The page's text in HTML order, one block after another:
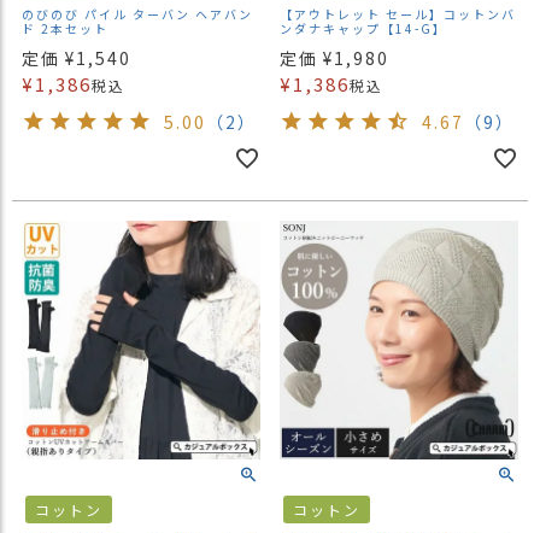
のびのび パイル ターバン ヘアバン
ド 2本セット
定価 ¥1,540
¥1,386税込
5.00 （2）
【アウトレット セール】コットンバ
ンダナキャップ【14-G】
定価 ¥1,980
¥1,386税込
4.67 （9）
コットン コットン